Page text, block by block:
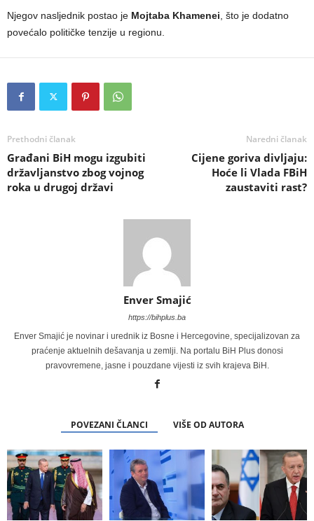
Njegov nasljednik postao je Mojtaba Khamenei , što je dodatno
povećalo političke tenzije u regionu.
Prethodni članak
Građani BiH mogu izgubiti
državljanstvo zbog vojnog
roka u drugoj državi
Naredni članak
Cijene goriva divljaju:
Hoće li Vlada FBiH
zaustaviti rast?
Enver Smajić
https://bihplus.ba
Enver Smajić je novinar i urednik iz Bosne i Hercegovine, specijalizovan za
praćenje aktuelnih dešavanja u zemlji. Na portalu BiH Plus donosi
pravovremene, jasne i pouzdane vijesti iz svih krajeva BiH.
POVEZANI ČLANCI VIŠE OD AUTORA